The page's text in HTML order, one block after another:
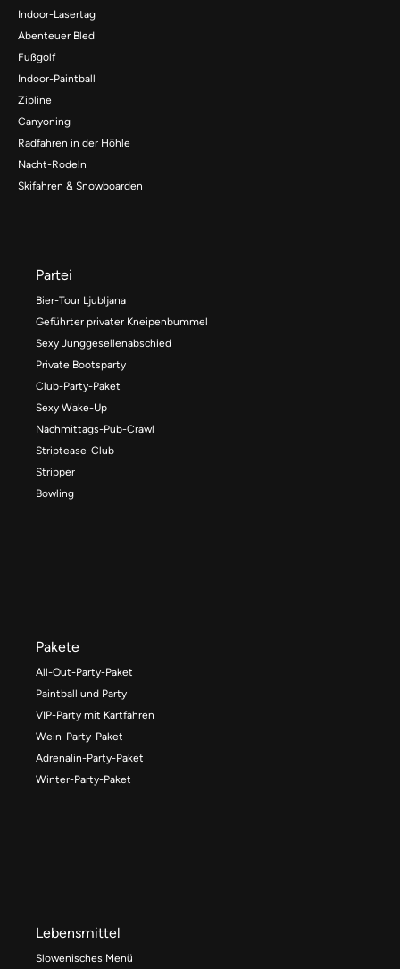
Indoor-Lasertag
Abenteuer Bled
Fußgolf
Indoor-Paintball
Zipline
Canyoning
Radfahren in der Höhle
Nacht-Rodeln
Skifahren & Snowboarden
Partei
Bier-Tour Ljubljana
Geführter privater Kneipenbummel
Sexy Junggesellenabschied
Private Bootsparty
Club-Party-Paket
Sexy Wake-Up
Nachmittags-Pub-Crawl
Striptease-Club
Stripper
Bowling
Pakete
All-Out-Party-Paket
Paintball und Party
VIP-Party mit Kartfahren
Wein-Party-Paket
Adrenalin-Party-Paket
Winter-Party-Paket
Lebensmittel
Slowenisches Menü